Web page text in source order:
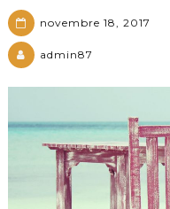
novembre 18, 2017
admin87